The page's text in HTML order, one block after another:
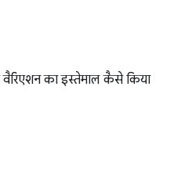
का इस्तेमाल कैसे किया